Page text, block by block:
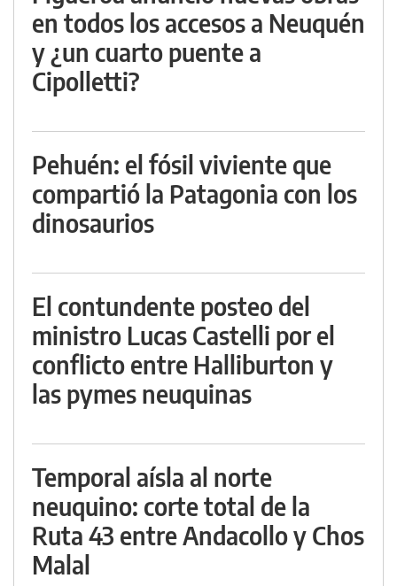
en todos los accesos a Neuquén
y ¿un cuarto puente a
Cipolletti?
Pehuén: el fósil viviente que
compartió la Patagonia con los
dinosaurios
El contundente posteo del
ministro Lucas Castelli por el
conflicto entre Halliburton y
las pymes neuquinas
Temporal aísla al norte
neuquino: corte total de la
Ruta 43 entre Andacollo y Chos
Malal